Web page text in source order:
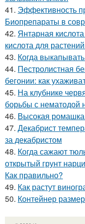
41. Эффективность
Биопрепараты в
42. Янтарная
кислота для
43. Когда
44. Пестролистная
бегонии: как
45. На клубнике
борьбы с нематодой
46. Высокая
47. Декабрист
за декабристом
48. Когда сажают
открытый грунт
Как правильно?
49. Как растут
50. Контейнер